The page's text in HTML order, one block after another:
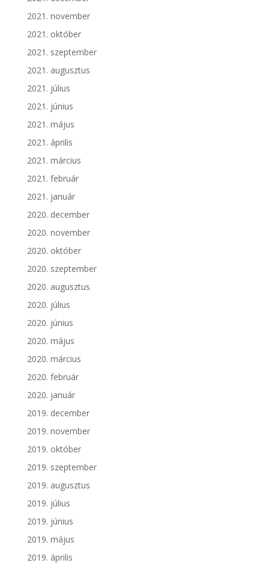
2021. november
2021. október
2021. szeptember
2021. augusztus
2021. július
2021. június
2021. május
2021. április
2021. március
2021. február
2021. január
2020. december
2020. november
2020. október
2020. szeptember
2020. augusztus
2020. július
2020. június
2020. május
2020. március
2020. február
2020. január
2019. december
2019. november
2019. október
2019. szeptember
2019. augusztus
2019. július
2019. június
2019. május
2019. április